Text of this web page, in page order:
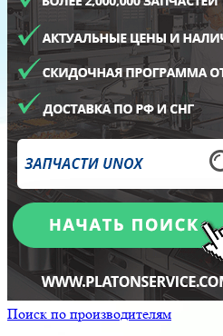
Поиск по производителям